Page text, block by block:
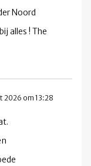
Noord
alles ! The
2026 om 13:28